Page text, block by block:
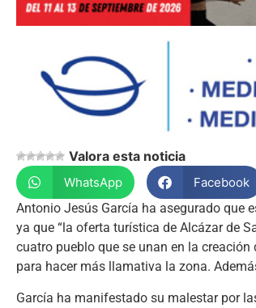
Valora esta noticia
WhatsApp Facebook
Antonio Jesús García ha asegurado que
ya que “la oferta turística de Alcázar de
cuatro pueblo que se unan en la
para hacer más llamativa la zona.
García ha manifestado su malestar por